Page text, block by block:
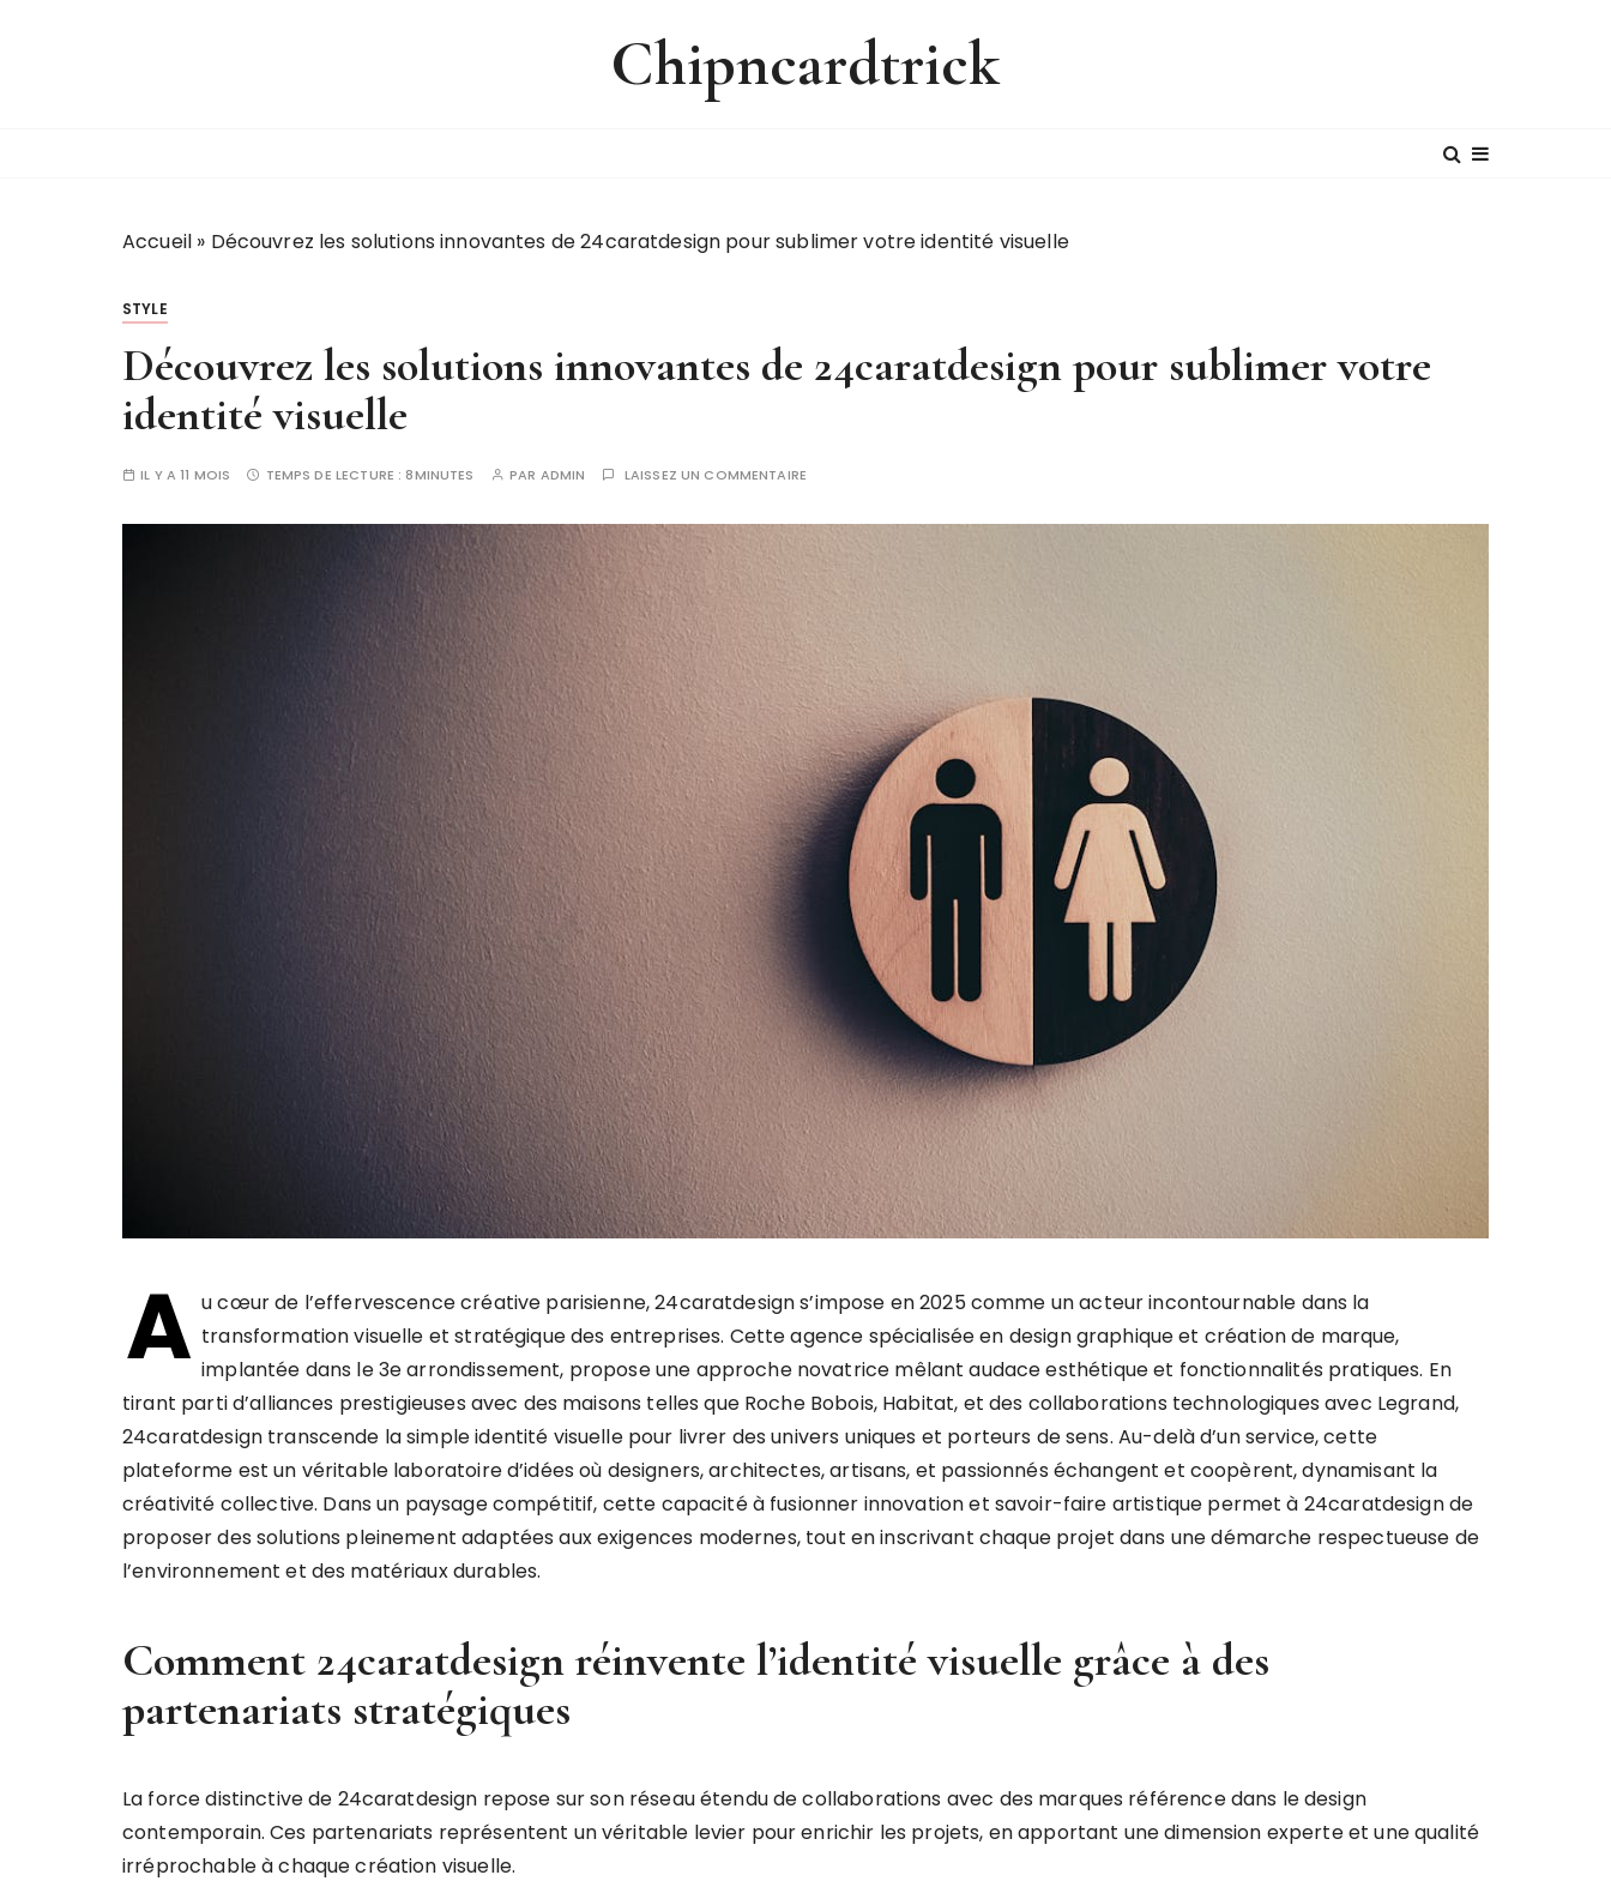
Chipncardtrick
Accueil » Découvrez les solutions innovantes de 24caratdesign pour sublimer votre identité visuelle
STYLE
Découvrez les solutions innovantes de 24caratdesign pour sublimer votre
identité visuelle
IL Y A 11 MOIS TEMPS DE LECTURE :8MINUTES PAR ADMIN LAISSEZ UN COMMENTAIRE
A u cœur de l’effervescence créative parisienne, 24caratdesign s’impose en 2025 comme un acteur incontournable dans la
transformation visuelle et stratégique des entreprises. Cette agence spécialisée en design graphique et création de marque,
implantée dans le 3e arrondissement, propose une approche novatrice mêlant audace esthétique et fonctionnalités pratiques. En
tirant parti d’alliances prestigieuses avec des maisons telles que Roche Bobois, Habitat, et des collaborations technologiques avec Legrand,
24caratdesign transcende la simple identité visuelle pour livrer des univers uniques et porteurs de sens. Au-delà d’un service, cette
plateforme est un véritable laboratoire d’idées où designers, architectes, artisans, et passionnés échangent et coopèrent, dynamisant la
créativité collective. Dans un paysage compétitif, cette capacité à fusionner innovation et savoir-faire artistique permet à 24caratdesign de
proposer des solutions pleinement adaptées aux exigences modernes, tout en inscrivant chaque projet dans une démarche respectueuse de
l’environnement et des matériaux durables.
Comment 24caratdesign réinvente l’identité visuelle grâce à des
partenariats stratégiques
La force distinctive de 24caratdesign repose sur son réseau étendu de collaborations avec des marques référence dans le design
contemporain. Ces partenariats représentent un véritable levier pour enrichir les projets, en apportant une dimension experte et une qualité
irréprochable à chaque création visuelle.